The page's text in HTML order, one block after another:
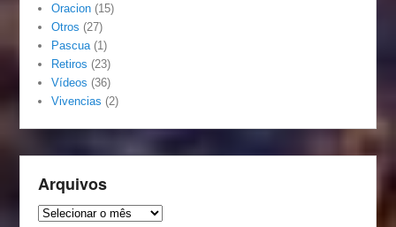
Oracion (15)
Otros (27)
Pascua (1)
Retiros (23)
Vídeos (36)
Vivencias (2)
Arquivos
Arquivos